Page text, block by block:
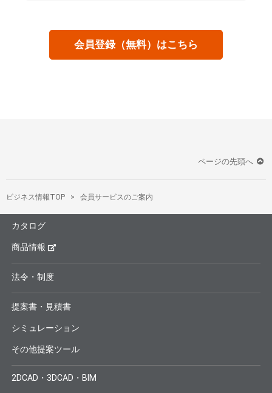
会員登録（無料）はこちら
ページの先頭へ
ビジネス情報TOP 会員サービスのご案内
カタログ
商品情報
法令・制度
提案書・見積書
シミュレーション
その他提案ツール
2DCAD・3DCAD・BIM